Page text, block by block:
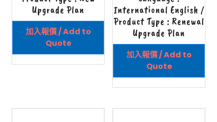
Upgrade Plan
加入報價 / Add to
Quote
International English /
Product Type : Renewal
Upgrade Plan
加入報價 / Add to
Quote